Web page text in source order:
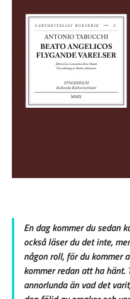
En dag kommer du sedan
också läser du det inte,
någon roll, för du kommer
kommer redan att ha
annorlunda än vad det